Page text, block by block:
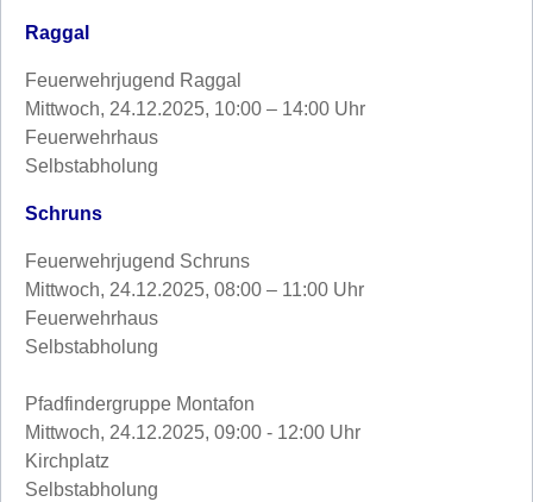
Raggal
Feuerwehrjugend Raggal
Mittwoch, 24.12.2025, 10:00 – 14:00 Uhr
Feuerwehrhaus
Selbstabholung
Schruns
Feuerwehrjugend Schruns
Mittwoch, 24.12.2025, 08:00 – 11:00 Uhr
Feuerwehrhaus
Selbstabholung
Pfadfindergruppe Montafon
Mittwoch, 24.12.2025, 09:00 - 12:00 Uhr
Kirchplatz
Selbstabholung